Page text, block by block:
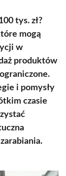
tys. zł?
mogą
w
produktów
i pomysły
czasie